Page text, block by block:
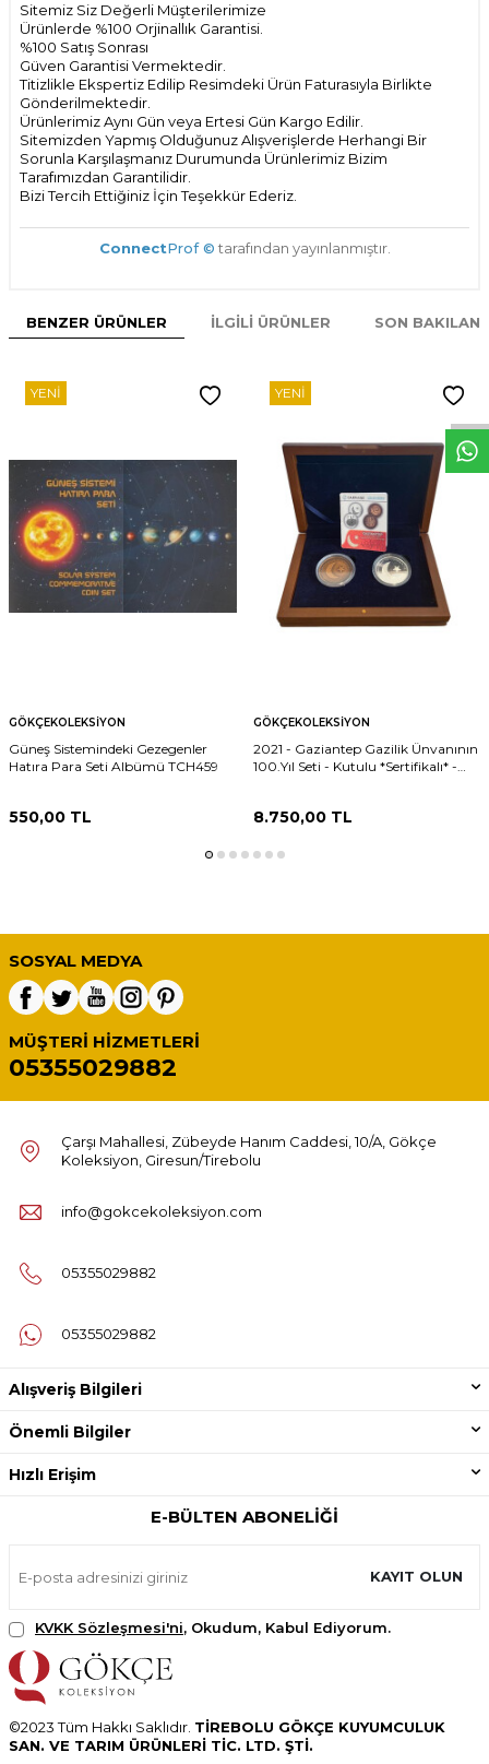
W
h
t
s
p
p
D
e
s
e
H
a
t
t
Sitemiz Siz Değerli Müşterilerimize
Ürünlerde %100 Orjinallık Garantisi.
%100 Satış Sonrası
Güven Garantisi Vermektedir.
Titizlikle Ekspertiz Edilip Resimdeki Ürün Faturasıyla Birlikte
Gönderilmektedir.
Ürünlerimiz Aynı Gün veya Ertesi Gün Kargo Edilir.
Sitemizden Yapmış Olduğunuz Alışverişlerde Herhangi Bir
Sorunla Karşılaşmanız Durumunda Ürünlerimiz Bizim
Tarafımızdan Garantilidir.
Bizi Tercih Ettiğiniz İçin Teşekkür Ederiz.
ConnectProf © tarafından yayınlanmıştır.
BENZER ÜRÜNLER İLGILI ÜRÜNLER SON
YENI
GÖKÇEKOLEKSIYON
Güneş Sistemindeki Gezegenler
Hatıra Para Seti Albümü TCH459
550,00 TL
YENI
GÖKÇEKOLEKSIYON
2021 - Gaziantep Gazilik Ünvanının
100.Yıl Seti - Kutulu *Sertifikalı* -
8.750,00TL
SOSYAL MEDYA
MÜŞTERI HIZMETLERI
05355029882
Çarşı Mahallesi, Zübeyde Hanım Caddesi, 10/A, Gökçe
Koleksiyon, Giresun/Tirebolu
info@gokcekoleksiyon.com
05355029882
05355029882
Alışveriş Bilgileri
Önemli Bilgiler
Hızlı Erişim
E-BÜLTEN ABONELIĞI
KAYIT OLUN
KVKK Sözleşmesi'ni, Okudum, Kabul Ediyorum.
©2023 Tüm Hakkı Saklıdır. TİREBOLU GÖKÇE KUYUMCULUK
SAN. VE TARIM ÜRÜNLERİ TİC. LTD. ŞTİ.